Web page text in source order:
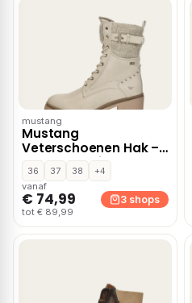
mustang
Mustang
Veterschoenen Hak –
Gebroken wit
36 37 38
+4
vanaf
€ 74,99
tot € 89,99
3 shops